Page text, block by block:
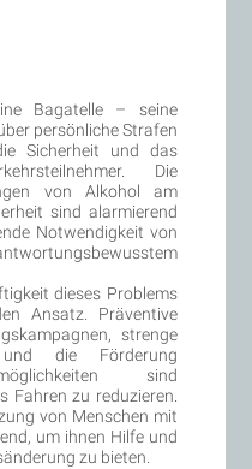
Bagatelle – seine
persönliche Strafen
Sicherheit und das
Die
von Alkohol am
sind alarmierend
Notwendigkeit von
dieses Problems
Ansatz. Präventive
strenge
und die Förderung
sind
Fahren zu reduzieren.
von Menschen mit
um ihnen Hilfe und
zu bieten.